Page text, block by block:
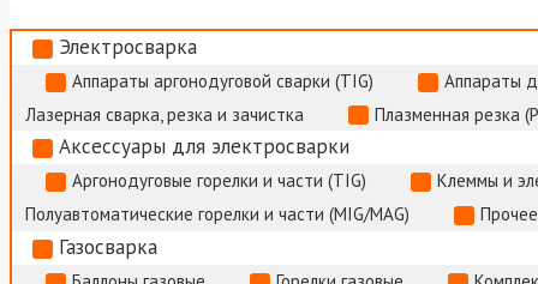
Электросварка
Аппараты аргонодуговой сварки (TIG)
Аппараты
Лазерная сварка, резка и зачистка
Плазменная резка
Аксессуары для электросварки
Аргонодуговые горелки и части (TIG)
Клеммы и
Полуавтоматические горелки и части (MIG/MAG)
Газосварка